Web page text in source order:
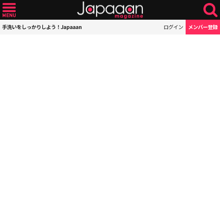
手洗いをしっかりしよう！Japaaan ログイン メンバー登録